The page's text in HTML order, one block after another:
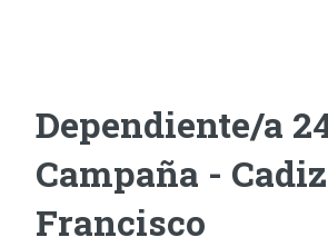
Dependiente/a
Campaña -
Francisco